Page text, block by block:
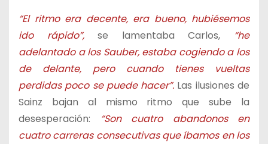
“El ritmo era decente, era bueno, hubiésemos
ido rápido”,se lamentaba Carlos, “he
adelantado a los Sauber, estaba cogiendo a los
de delante, pero cuando tienes vueltas
perdidas poco se puede hacer”. Las ilusiones de
Sainz bajan al mismo ritmo que sube la
desesperación:
“Son cuatro abandonos en
cuatro carreras consecutivas que íbamos en los